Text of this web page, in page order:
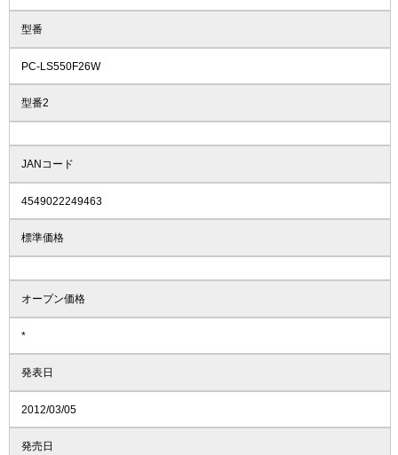
型番
PC-LS550F26W
型番2
JANコード
4549022249463
標準価格
オープン価格
*
発表日
2012/03/05
発売日